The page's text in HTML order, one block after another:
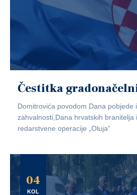
Čestitka
Domitrovića povodom Dana pobjede
zahvalnosti,Dana hrvatskih branitelja
redarstvene operacije „Oluja“
04
KOL